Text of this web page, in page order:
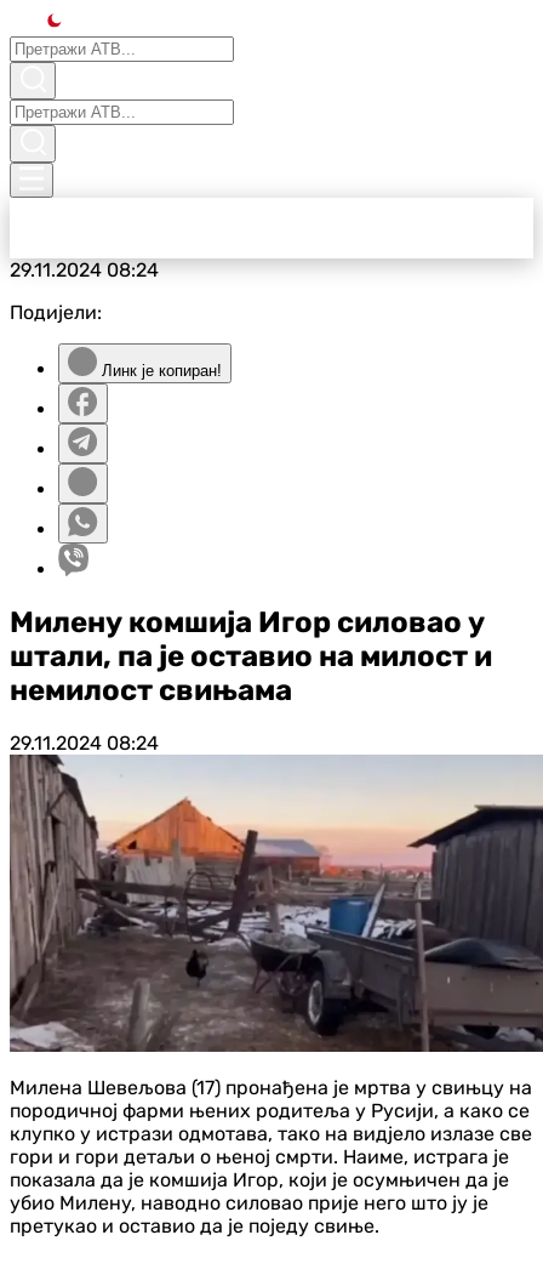
29.11.202408:24
Подијели:
Линк је копиран!
Милену комшија Игор силовао у
штали, па је оставио на милост и
немилост свињама
29.11.2024 08:24
Милена Шевељова (17) пронађена је мртва у свињцу на
породичној фарми њених родитеља у Русији, а како се
клупко у истрази одмотава, тако на видјело излазе све
гори и гори детаљи о њеној смрти. Наиме, истрага је
показала да је комшија Игор, који је осумњичен да је
убио Милену, наводно силовао прије него што ју је
претукао и оставио да је поједу свиње.